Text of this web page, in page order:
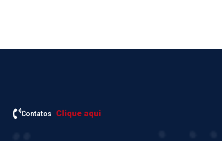
Contatos Clique aqui